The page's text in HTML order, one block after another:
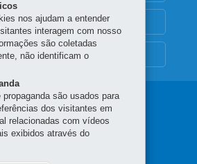
INSTITUCIONAL
nos ajudam a entender
interagem com nosso
são coletadas
não identificam o
propaganda são usados para
dos visitantes em
relacionadas com vídeos
exibidos através do